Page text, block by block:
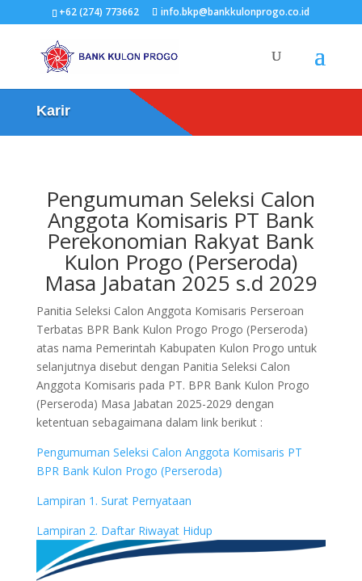
+62 (274) 773662 info.bkp@bankkulonprogo.co.id
Karir
Pengumuman Seleksi Calon
Anggota Komisaris PT Bank
Perekonomian Rakyat Bank
Kulon Progo (Perseroda)
Masa Jabatan 2025 s.d 2029
Panitia Seleksi Calon Anggota Komisaris Perseroan
Terbatas BPR Bank Kulon Progo Progo (Perseroda)
atas nama Pemerintah Kabupaten Kulon Progo untuk
selanjutnya disebut dengan Panitia Seleksi Calon
Anggota Komisaris pada PT. BPR Bank Kulon Progo
(Perseroda) Masa Jabatan 2025-2029 dengan
ketentuan sebagaimana dalam link berikut :
Pengumuman Seleksi Calon Anggota Komisaris PT
BPR Bank Kulon Progo (Perseroda)
Lampiran 1. Surat Pernyataan
Lampiran 2. Daftar Riwayat Hidup